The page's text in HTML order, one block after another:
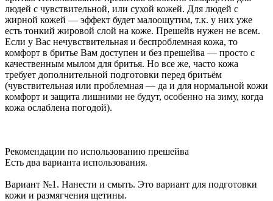
людей с чувствительной, или сухой кожей. Для людей с
жирной кожей — эффект будет малоощутим, т.к. у них уже
есть тонкий жировой слой на коже. Прешейв нужен не всем.
Если у Вас нечувствительная и беспроблемная кожа, то
комфорт в бритье Вам доступен и без прешейва — просто с
качественным мылом для бритья. Но все же, часто кожа
требует дополнительной подготовки перед бритьём
(чувствительная или проблемная — да и для нормальной кожи
комфорт и защита лишними не будут, особенно на зиму, когда
кожа ослаблена погодой).
Рекомендации по использованию прешейва
Есть два варианта использования.
Вариант №1. Нанести и смыть. Это вариант для подготовки
кожи и размягчения щетины.